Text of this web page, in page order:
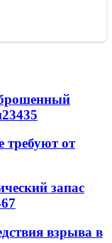
23435
требуют от
запас
взрыва в